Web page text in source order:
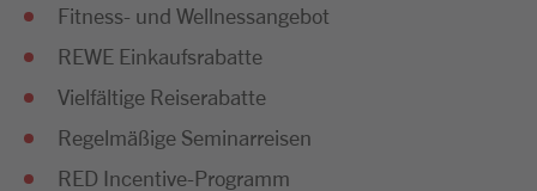
Fitness- und Wellnessangebot
REWE Einkaufsrabatte
Vielfältige Reiserabatte
Regelmäßige Seminarreisen
RED Incentive-Programm